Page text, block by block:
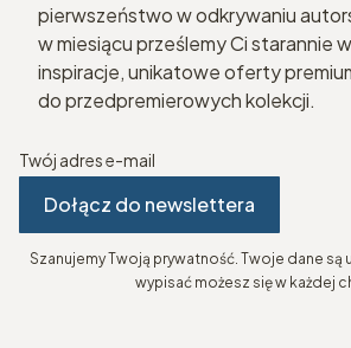
pierwszeństwo w odkrywaniu
w miesiącu prześlemy Ci starannie
inspiracje, unikatowe oferty
do przedpremierowych kolekcji.
Twój adres e-mail
Dołącz do newslettera
Szanujemy Twoją prywatność. Twoje dane są
wypisać możesz się w każdej